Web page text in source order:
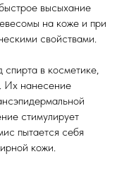
высыхание
на коже и при
свойствами.
в косметике,
Их нанесение
стимулирует
пытается себя
кожи.